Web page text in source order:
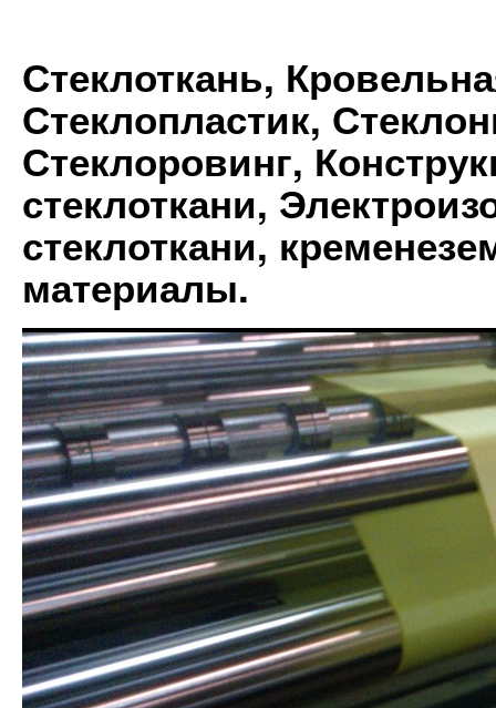
Стеклоткань,
Стеклопластик,
Стеклоровинг,
стеклоткани,
стеклоткани,
материалы.